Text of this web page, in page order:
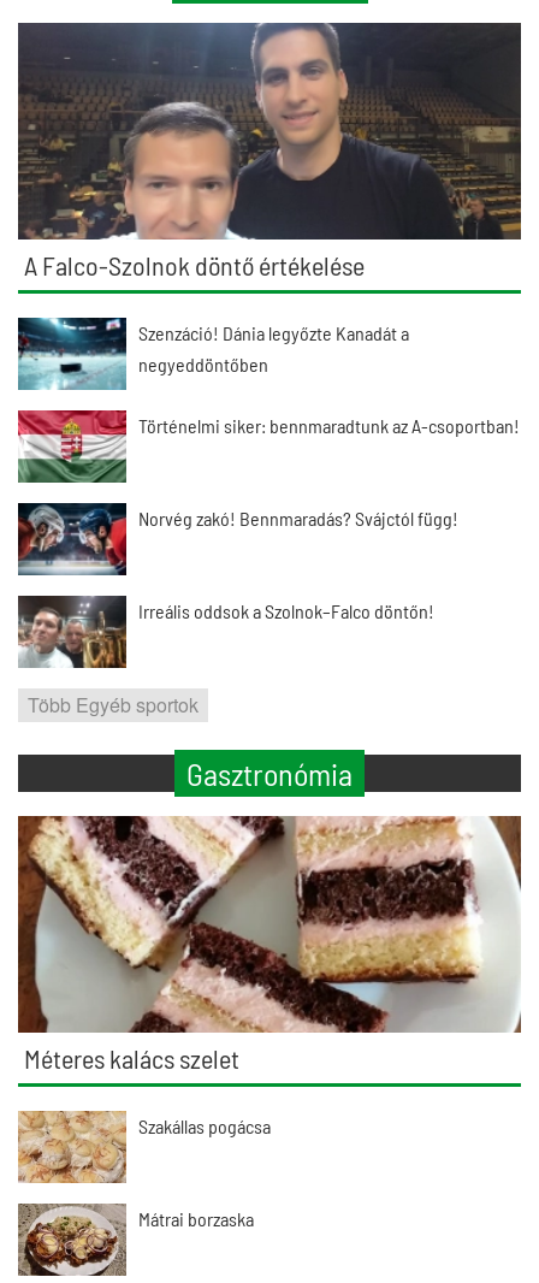
A Falco-Szolnok döntő értékelése
Szenzáció! Dánia legyőzte Kanadát a
negyeddöntőben
Történelmi siker: bennmaradtunk az A-csoportban!
Norvég zakó! Bennmaradás? Svájctól függ!
Irreális oddsok a Szolnok–Falco döntőn!
Több Egyéb sportok
Gasztronómia
Méteres kalács szelet
Szakállas pogácsa
Mátrai borzaska